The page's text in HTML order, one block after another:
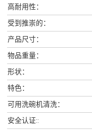
高耐用性：
受到推崇的：
产品尺寸：
物品重量：
形状：
特色：
可用洗碗机清洗：
安全认证::